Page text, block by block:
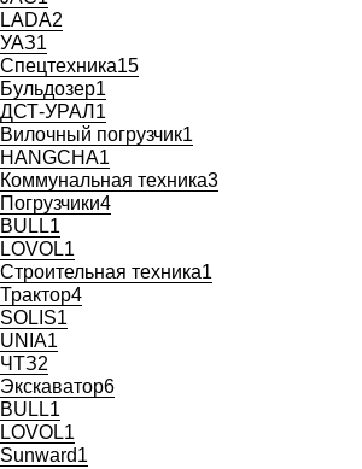
LADA2
УАЗ1
Спецтехника15
Бульдозер1
ДСТ-УРАЛ 1
Вилочный погрузчик1
HANGCHA1
Коммунальная техника3
Погрузчики4
BULL1
LOVOL1
Строительная техника1
Трактор4
SOLIS1
UNIA1
ЧТЗ2
Экскаватор6
BULL1
LOVOL1
Sunward1